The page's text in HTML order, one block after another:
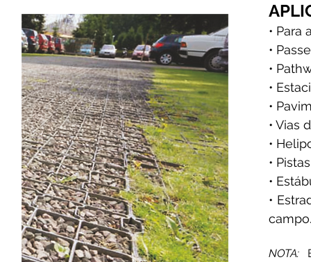
• Para
•
•
•
•
• Vias
•
•
•
•
campo.
NOTA: